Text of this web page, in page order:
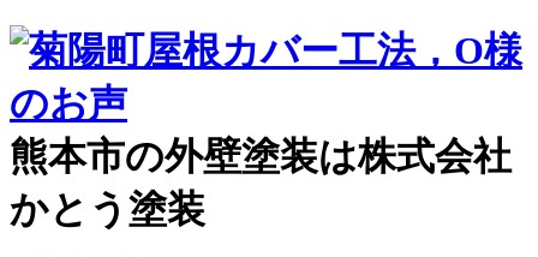
熊本市の外壁塗装は株式会社
かとう塗装